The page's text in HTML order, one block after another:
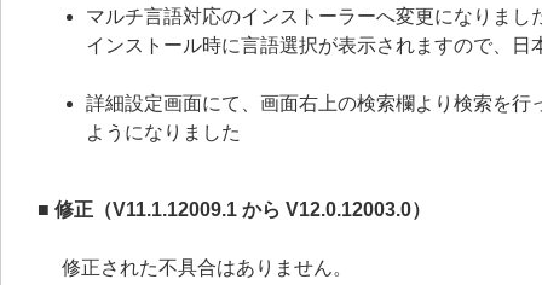
マルチ言語対応のインストーラーへ変更になりまし
インストール時に言語選択が表示されますので、
詳細設定画面にて、画面右上の検索欄より検索を
ようになりました
■ 修正（V11.1.12009.1 から V12.0.12003.0）
修正された不具合はありません。